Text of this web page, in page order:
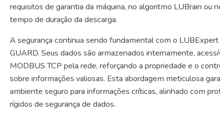
requisitos de garantia da máquina, no algoritmo LUBrain ou
tempo de duração da descarga.
A segurança continua sendo fundamental com o
GUARD. Seus dados são armazenados internamente,
MODBUS TCP pela rede, reforçando a propriedade e o
sobre informações valiosas. Esta abordagem meticulosa
ambiente seguro para informações críticas, alinhado com
rígidos de segurança de dados.